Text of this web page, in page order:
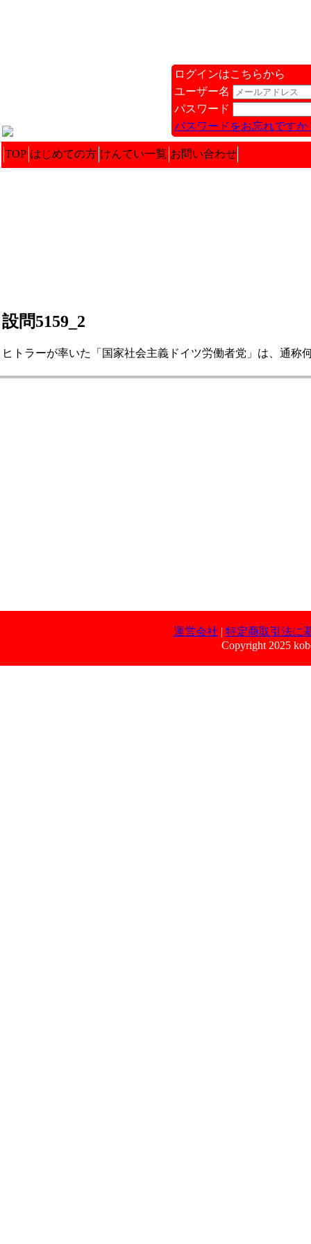
ログインはこちらから
ユーザー名
パスワード
パスワードをお忘れですか
TOP はじめての方 けんてい一覧 お問い合わせ
設問5159_2
ヒトラーが率いた「国家社会主義ドイツ労働者党」は、通称
運営会社 | 特定商取引法に
Copyright 2025